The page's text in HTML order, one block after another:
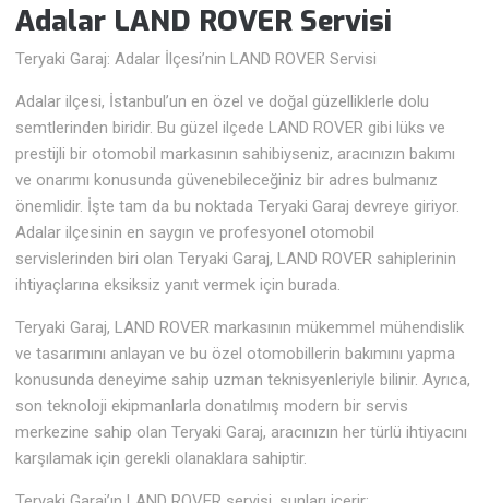
Adalar LAND ROVER Servisi
Teryaki Garaj: Adalar İlçesi’nin LAND ROVER Servisi
Adalar ilçesi, İstanbul’un en özel ve doğal güzelliklerle dolu
semtlerinden biridir. Bu güzel ilçede LAND ROVER gibi lüks ve
prestijli bir otomobil markasının sahibiyseniz, aracınızın bakımı
ve onarımı konusunda güvenebileceğiniz bir adres bulmanız
önemlidir. İşte tam da bu noktada Teryaki Garaj devreye giriyor.
Adalar ilçesinin en saygın ve profesyonel otomobil
servislerinden biri olan Teryaki Garaj, LAND ROVER sahiplerinin
ihtiyaçlarına eksiksiz yanıt vermek için burada.
Teryaki Garaj, LAND ROVER markasının mükemmel mühendislik
ve tasarımını anlayan ve bu özel otomobillerin bakımını yapma
konusunda deneyime sahip uzman teknisyenleriyle bilinir. Ayrıca,
son teknoloji ekipmanlarla donatılmış modern bir servis
merkezine sahip olan Teryaki Garaj, aracınızın her türlü ihtiyacını
karşılamak için gerekli olanaklara sahiptir.